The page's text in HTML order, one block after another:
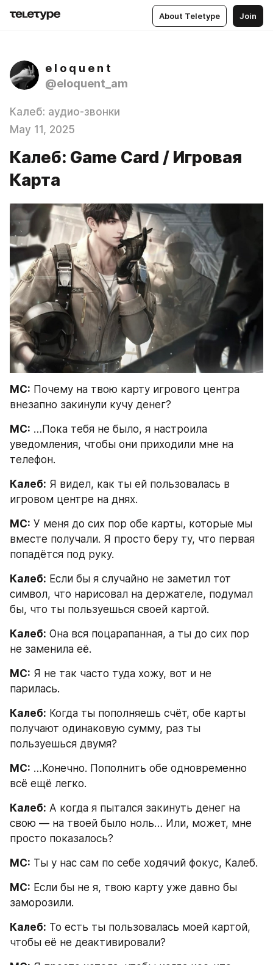
About Teletype Join
e l o q u e n t
@eloquent_am
Калеб: аудио-звонки
May 11, 2025
Калеб: Game Card / Игровая
Карта
МС: Почему на твою карту игрового центра
внезапно закинули кучу денег?
МС: …Пока тебя не было, я настроила
уведомления, чтобы они приходили мне на
телефон.
Калеб: Я видел, как ты ей пользовалась в
игровом центре на днях.
МС: У меня до сих пор обе карты, которые мы
вместе получали. Я просто беру ту, что первая
попадётся под руку.
Калеб: Если бы я случайно не заметил тот
символ, что нарисовал на держателе, подумал
бы, что ты пользуешься своей картой.
Калеб: Она вся поцарапанная, а ты до сих пор
не заменила её.
МС: Я не так часто туда хожу, вот и не
парилась.
Калеб: Когда ты пополняешь счёт, обе карты
получают одинаковую сумму, раз ты
пользуешься двумя?
МС: …Конечно. Пополнить обе одновременно
всё ещё легко.
Калеб: А когда я пытался закинуть денег на
свою — на твоей было ноль… Или, может, мне
просто показалось?
МС: Ты у нас сам по себе ходячий фокус, Калеб.
МС: Если бы не я, твою карту уже давно бы
заморозили.
Калеб: То есть ты пользовалась моей картой,
чтобы её не деактивировали?